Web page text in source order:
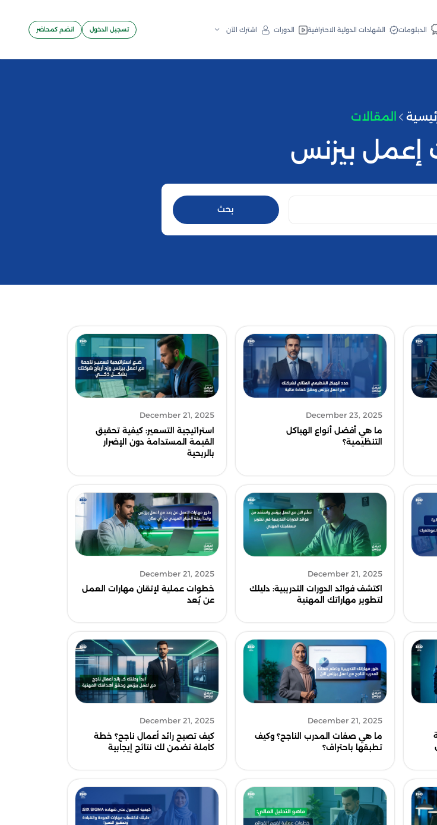
الدبلومات الشهادات الدولية الاحترافية الدورات اشترك الآن تسجيل الدخول انضم كمحاضر
المقالات
إعمل بيزنس
بحث
December 23, 2025
ما هي أفضل أنواع الهياكل
التنظيمية؟
December 21, 2025
استراتيجية التسعير: كيفية تحقيق
القيمة المستدامة دون الإضرار
بالربحية
December 21, 2025
اكتشف فوائد الدورات التدريبية: دليلك
لتطوير مهاراتك المهنية
December 21, 2025
خطوات عملية لإتقان مهارات العمل
عن بُعد
December 21, 2025
ما هي صفات المدرب الناجح؟ وكيف
تطبقها باحتراف؟
December 21, 2025
كيف تصبح رائد أعمال ناجح؟ خطة
كاملة تضمن لك نتائج إيجابية